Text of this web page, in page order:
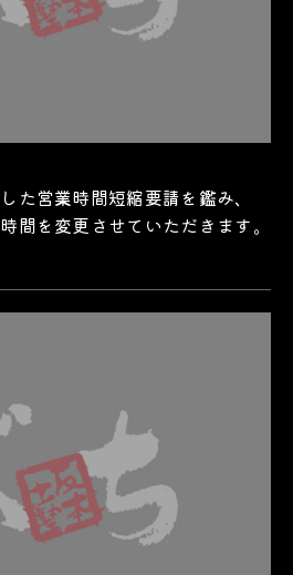
た営業時間短縮要請を鑑み、
間を変更させていただきます。